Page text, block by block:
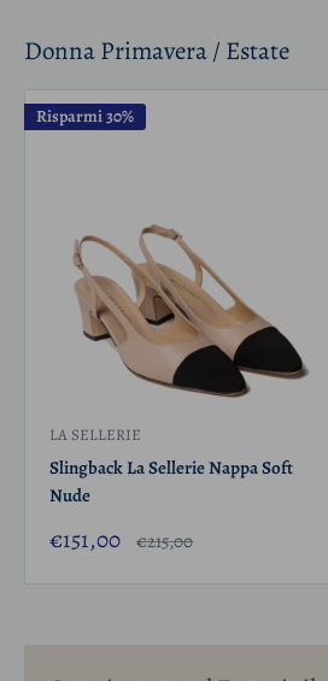
Donna Primavera / Estate
Risparmi 30%
LA SELLERIE
Slingback La Sellerie Nappa Soft
Nude
Prezzo
scontato
€151,00 Prezzo
€215,00